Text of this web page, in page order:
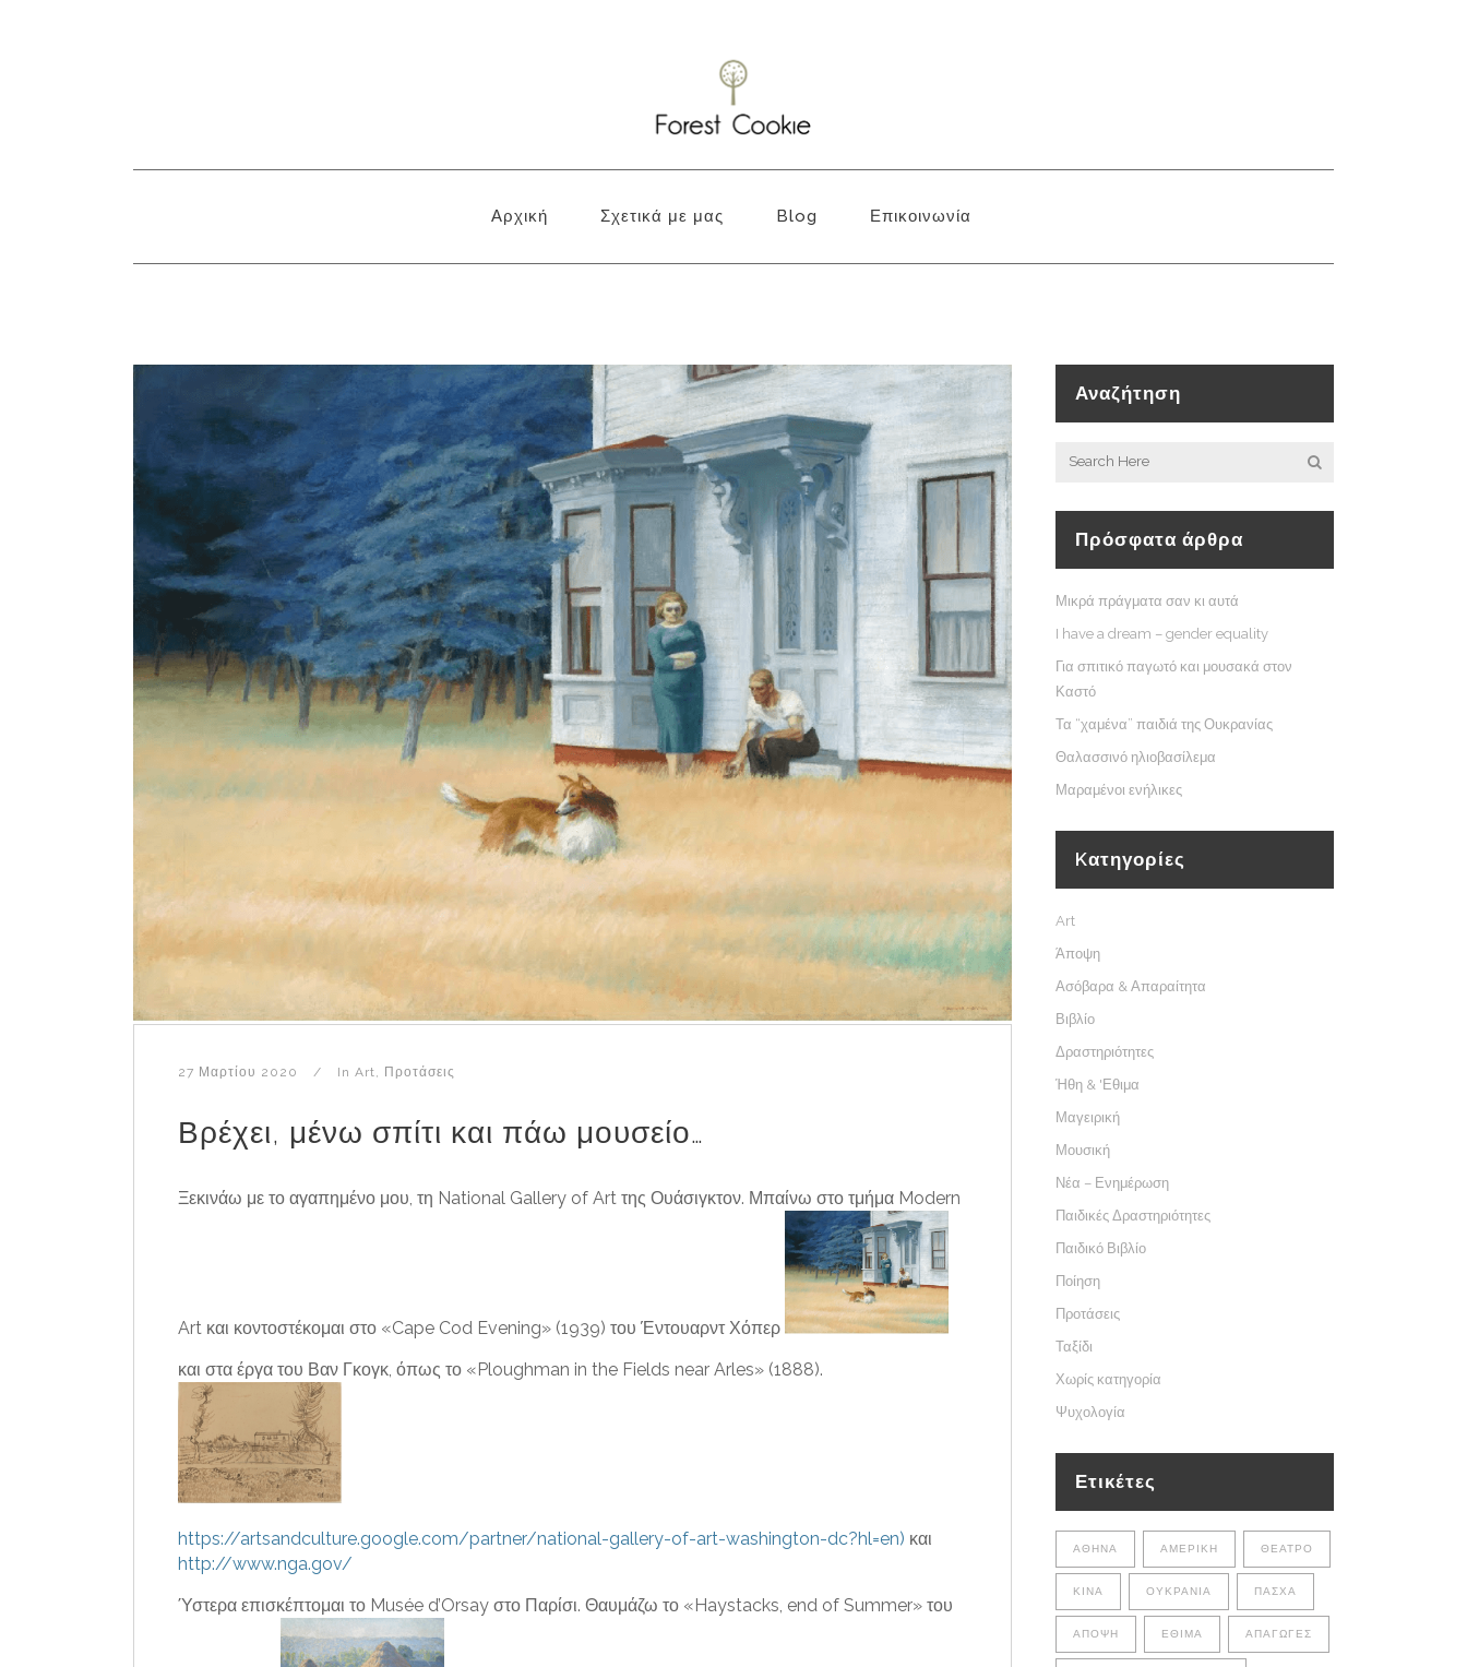
Αρχική Σχετικά με μας Blog Επικοινωνία
27 Μαρτίου 2020 In Art, Προτάσεις
Βρέχει, μένω σπίτι και πάω μουσείο…
Ξεκινάω με το αγαπημένο μου, τη National Gallery of Art της Ουάσιγκτον. Μπαίνω στο τμήμα Modern
Art και κοντοστέκομαι στο «Cape Cod Evening» (1939) του Έντουαρντ Χόπερ
και στα έργα του Βαν Γκογκ, όπως το «Ploughman in the Fields near Arles» (1888).
https://artsandculture.google.com/partner/national-gallery-of-art-washington-dc?hl=en) και
http://www.nga.gov/
Ύστερα επισκέπτομαι το Musée d’Orsay στο Παρίσι. Θαυμάζω το «Haystacks, end of Summer» του
Αναζήτηση
Πρόσφατα άρθρα
Μικρά πράγματα σαν κι αυτά
I have a dream – gender equality
Για σπιτικό παγωτό και μουσακά στον
Καστό
Τα “χαμένα” παιδιά της Ουκρανίας
Θαλασσινό ηλιοβασίλεμα
Μαραμένοι ενήλικες
Kατηγορίες
Art
Άποψη
Ασόβαρα & Απαραίτητα
Βιβλίο
Δραστηριότητες
Ήθη & 'Εθιμα
Μαγειρική
Μουσική
Νέα – Ενημέρωση
Παιδικές Δραστηριότητες
Παιδικό Βιβλίο
Ποίηση
Προτάσεις
Ταξίδι
Χωρίς κατηγορία
Ψυχολογία
Ετικέτες
ΑΘΉΝΑ ΑΜΕΡΙΚΉ ΘΈΑΤΡΟ
ΚΊΝΑ ΟΥΚΡΑΝΊΑ ΠΆΣΧΑ
ΆΠΟΨΗ ΈΘΙΜΑ ΑΠΑΓΩΓΈΣ